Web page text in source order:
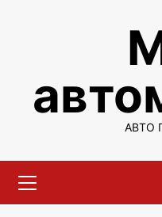
АВТО
меню